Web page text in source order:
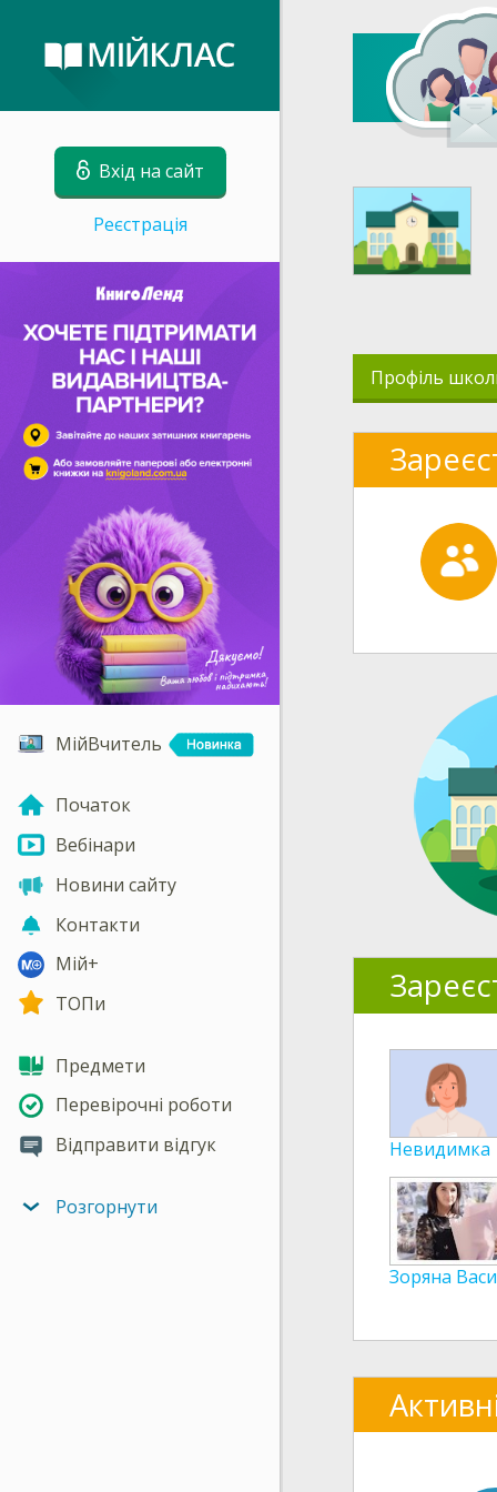
Вхід на сайт
Реєстрація
МійВчитель
Початок
Вебінари
Новини сайту
Контакти
Мій+
ТОПи
Предмети
Перевірочні роботи
Відправити відгук
Розгорнути
Профіль
Невидимка
Зоряна